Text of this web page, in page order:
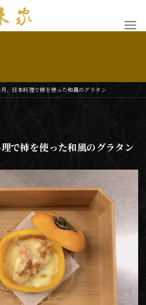
、日本料理で柿を使った和風のグラタン
で柿を使った和風のグラタン